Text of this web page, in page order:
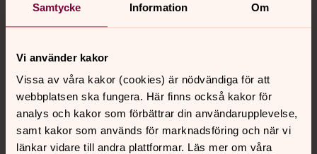
Samtycke Information Om
Vi använder kakor
Vissa av våra kakor (cookies) är nödvändiga för att
webbplatsen ska fungera. Här finns också kakor för
analys och kakor som förbättrar din användarupplevelse,
samt kakor som används för marknadsföring och när vi
länkar vidare till andra plattformar. Läs mer om våra
Relaterat innehåll
Svenska kyrkans lekmannaförbund
Svenska kyrkans lekmannaförbund är en
frivilligorganisation inom Svenska kyrkan som arbetar i
trohet mot Svenska kyrkans bekännelse på församlings-,
stifts- och riksnivå.